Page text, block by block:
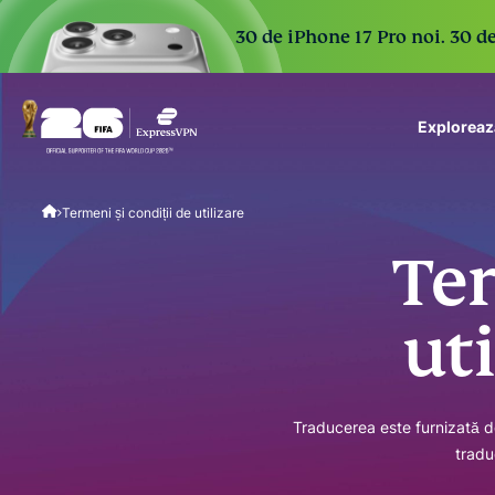
30 de iPhone 17 Pro noi. 30
Termeni și condiții de utilizare
Traducerea este furnizată